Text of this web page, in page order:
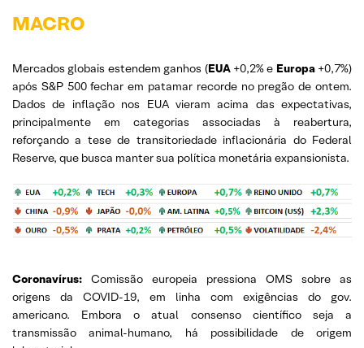
MACRO
Mercados globais estendem ganhos (EUA+0,2% e Europa+0,7%)
após S&P 500 fechar em patamar recorde no pregão de ontem.
Dados de inflação nos EUA vieram acima das expectativas,
principalmente em categorias associadas à reabertura,
reforçando a tese de transitoriedade inflacionária do Federal
Reserve, que busca manter sua política monetária expansionista.
Coronavírus:
Comissão europeia pressiona OMS sobre as
origens da COVID-19, em linha com exigências do gov.
americano. Embora o atual consenso científico seja a
transmissão animal-humano, há possibilidade de origem